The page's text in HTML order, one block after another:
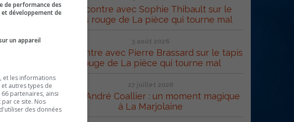
Rencontre avec Sophie Thibault sur le
tapis rouge de La pièce qui tourne mal
3 août 2026
Rencontre avec Pierre Brassard sur le tapis
rouge de La pièce qui tourne mal
27 juillet 2026
Marc-André Coallier : un moment magique
à La Marjolaine
de performance des
et développement de
un appareil
et les informations
autres types de
partenaires, ainsi
ce site. Nos
des données